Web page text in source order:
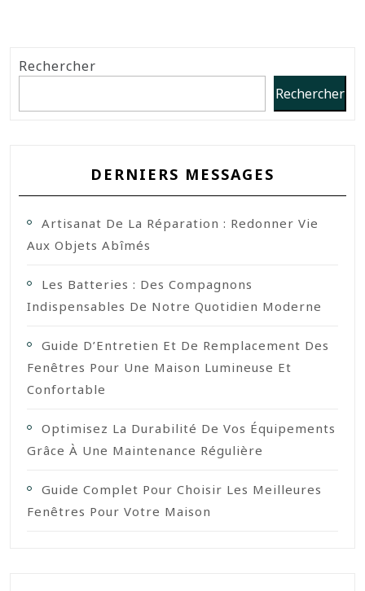
Rechercher
Rechercher
DERNIERS MESSAGES
Artisanat De La Réparation : Redonner Vie
Aux Objets Abîmés
Les Batteries : Des Compagnons
Indispensables De Notre Quotidien Moderne
Guide D’Entretien Et De Remplacement Des
Fenêtres Pour Une Maison Lumineuse Et
Confortable
Optimisez La Durabilité De Vos Équipements
Grâce À Une Maintenance Régulière
Guide Complet Pour Choisir Les Meilleures
Fenêtres Pour Votre Maison